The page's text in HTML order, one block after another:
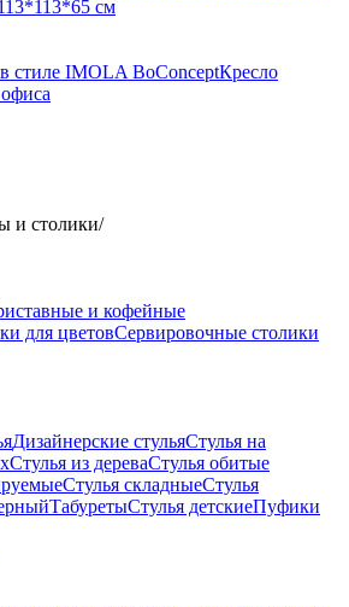
см
стиле IMOLA BoConceptКресло
и столики/
и кофейные
для цветовСервировочные столики
Дизайнерские стульяСтулья на
Стулья из дереваСтулья обитые
Стулья складныеСтулья
ТабуретыСтулья детскиеПуфики